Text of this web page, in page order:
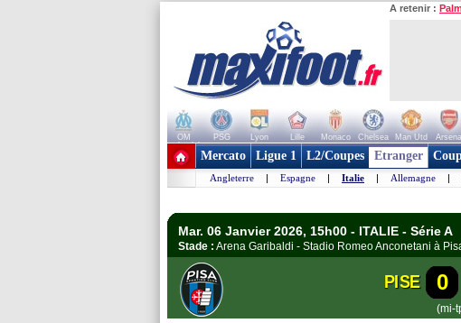
A retenir :
OM PSG Lyon Lille Monaco Chelsea Man Utd Arsenal
+ de clubs
Mercato Ligue 1 L2/Coupes Etranger
Angleterre | Espagne | Italie | Allemagne |
Mar. 06 Janvier 2026, 15h00 - ITALIE - Série A
Stade : Arena Garibaldi - Stadio Romeo Anconetani à
PISE 0
(mi-